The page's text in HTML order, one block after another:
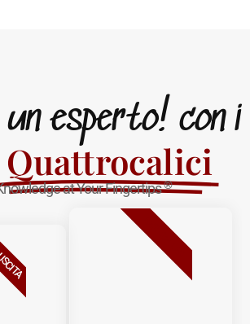
esperto! con i
Quattrocalici
at Your Fingertips®
BESTSELLER